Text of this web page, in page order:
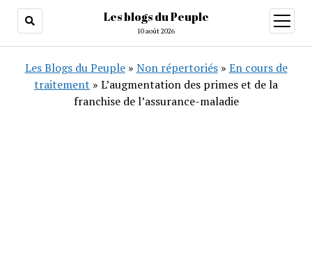
Les blogs du Peuple
10 août 2026
ouvrir
menu
Les Blogs du Peuple» Non répertoriés» En cours de
traitement » L’augmentation des primes et de la
franchise de l’assurance-maladie